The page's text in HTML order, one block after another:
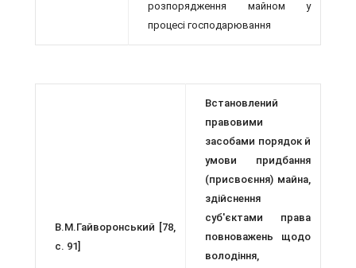
розпорядження майном у
процесі господарювання
В.М.Гайворонський [78,
с. 91]
Встановлений
правовими
засобами по­рядок й
умови придбання
(присвоєння) майна,
здійснення
суб'єктами права
по­вноважень щодо
володіння,